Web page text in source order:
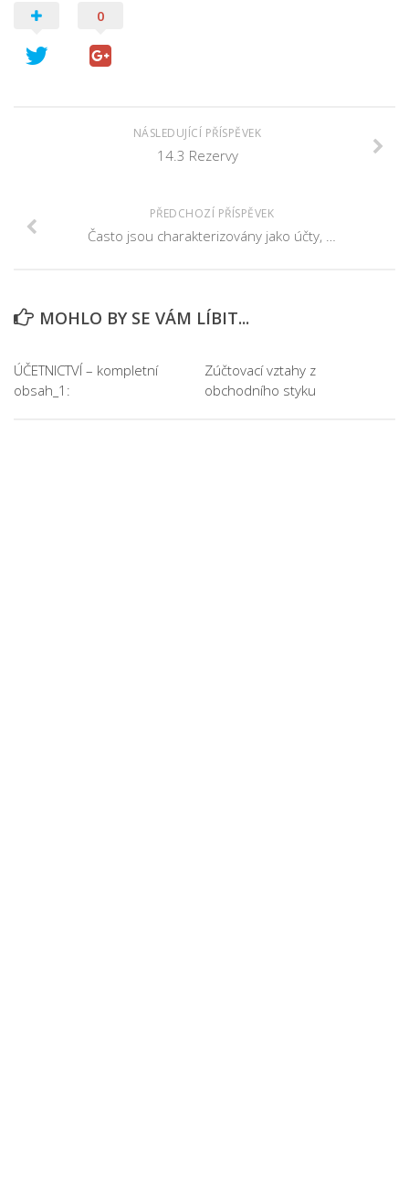
0
NÁSLEDUJÍCÍ PŘÍSPĚVEK
14.3 Rezervy
PŘEDCHOZÍ PŘÍSPĚVEK
Často jsou charakterizovány jako účty, …
MOHLO BY SE VÁM LÍBIT...
ÚČETNICTVÍ – kompletní
obsah_1:
Zúčtovací vztahy z
obchodního styku